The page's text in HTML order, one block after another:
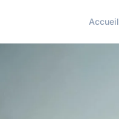
Accueil